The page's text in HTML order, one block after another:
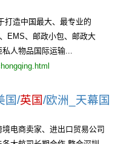
打造中国最大、最专业的
EMS、邮政小包、邮政大
人物品国际运输...
国/英国/欧洲_天幕国
电商卖家、进出口贸易公司